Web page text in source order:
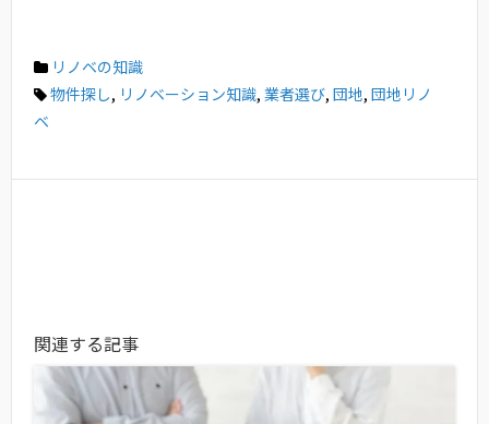
リノベの知識
物件探し, リノベーション知識, 業者選び, 団地, 団地リノ
ベ
関連する記事